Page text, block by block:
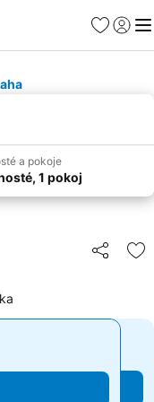
Oblíbené
a pokoje
1 pokoj
Sdílet